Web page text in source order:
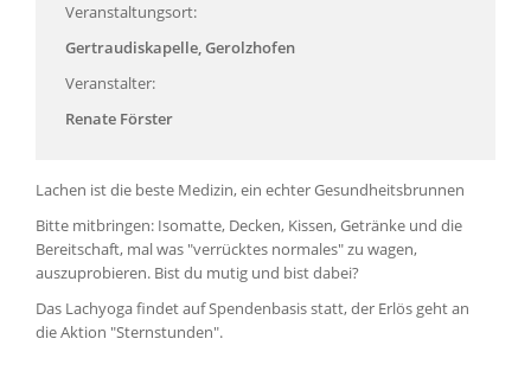
Veranstaltungsort:
Gertraudiskapelle, Gerolzhofen
Veranstalter:
Renate Förster
Lachen ist die beste Medizin, ein echter Gesundheitsbrunnen
Bitte mitbringen: Isomatte, Decken, Kissen, Getränke und die
Bereitschaft, mal was "verrücktes normales" zu wagen,
auszuprobieren. Bist du mutig und bist dabei?
Das Lachyoga findet auf Spendenbasis statt, der Erlös geht an
die Aktion "Sternstunden".